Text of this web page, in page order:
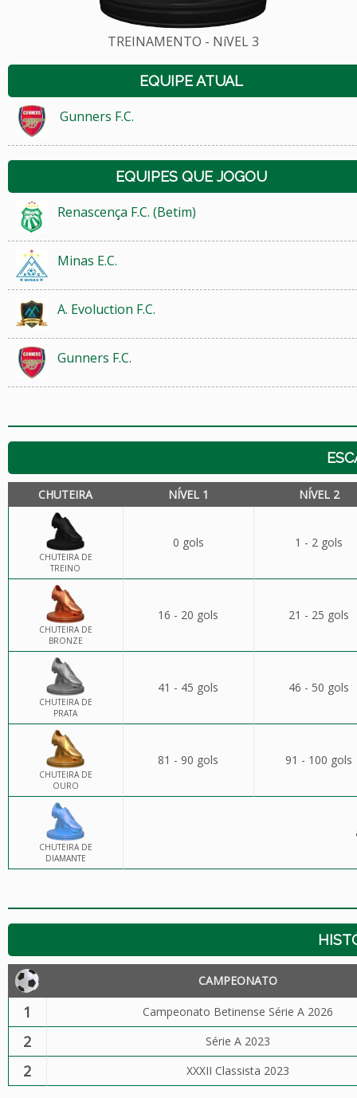
TREINAMENTO - NíVEL 3
EQUIPE ATUAL
Gunners F.C.
EQUIPES QUE JOGOU
Renascença F.C. (Betim)
Minas E.C.
A. Evoluction F.C.
Gunners F.C.
CHUTEIRA NÍVEL 1 NÍVEL 2
CHUTEIRA DE
TREINO
0 gols 1 - 2 gols
CHUTEIRA DE
BRONZE
16 - 20 gols 21 - 25 gols
CHUTEIRA DE
PRATA
41 - 45 gols 46 - 50 gols
CHUTEIRA DE
OURO
81 - 90 gols 91 - 100 gols
CHUTEIRA DE
DIAMANTE
CAMPEONATO
1 Campeonato Betinense Série A 2026
2 Série A 2023
2 XXXII Classista 2023